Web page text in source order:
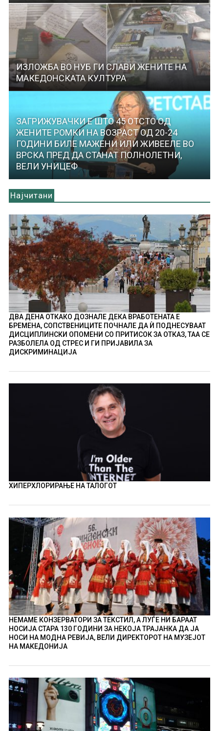
ИЗЛОЖБА ВО НУБ ГИ СЛАВИ ЖЕНИТЕ НА
МАКЕДОНСКАТА КУЛТУРА
ЗАГРИЖУВАЧКИ Е ШТО 45 ОТСТО ОД
ЖЕНИТЕ РОМКИ НА ВОЗРАСТ ОД 20-24
ГОДИНИ БИЛЕ МАЖЕНИ ИЛИ ЖИВЕЕЛЕ ВО
ВРСКА ПРЕД ДА СТАНАТ ПОЛНОЛЕТНИ,
ВЕЛИ УНИЦЕФ
Најчитани
ДВА ДЕНА ОТКАКО ДОЗНАЛЕ ДЕКА ВРАБОТЕНАТА Е
БРЕМЕНА, СОПСТВЕНИЦИТЕ ПОЧНАЛЕ ДА Ѝ ПОДНЕСУВААТ
ДИСЦИПЛИНСКИ ОПОМЕНИ СО ПРИТИСОК ЗА ОТКАЗ, ТАА СЕ
РАЗБОЛЕЛА ОД СТРЕС И ГИ ПРИЈАВИЛА ЗА
ДИСКРИМИНАЦИЈА
ХИПЕРХЛОРИРАЊЕ НА ТАЛОГОТ
НЕМАМЕ КОНЗЕРВАТОРИ ЗА ТЕКСТИЛ, А ЛУЃЕ НИ БАРААТ
НОСИЈА СТАРА 130 ГОДИНИ ЗА НЕКОЈА ТРАЈАНКА ДА ЈА
НОСИ НА МОДНА РЕВИЈА, ВЕЛИ ДИРЕКТОРОТ НА МУЗЕЈОТ
НА МАКЕДОНИЈА